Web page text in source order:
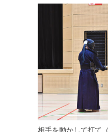
相手を動かして打て